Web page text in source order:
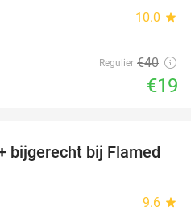
10.0 star
Regulier €40
€19
31%
bijgerecht bij Flamed
9.6 star